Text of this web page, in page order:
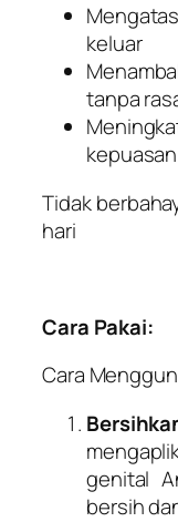
keluar
tanpa
Tidak
hari
Cara Pakai:
Cara
genital
bersih